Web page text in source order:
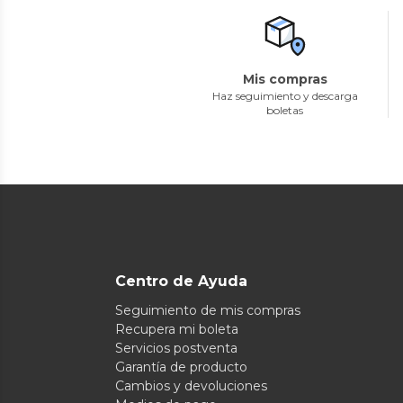
Mis compras
Haz seguimiento y descarga
boletas
Centro de Ayuda
Seguimiento de mis compras
Recupera mi boleta
Servicios postventa
Garantía de producto
Cambios y devoluciones